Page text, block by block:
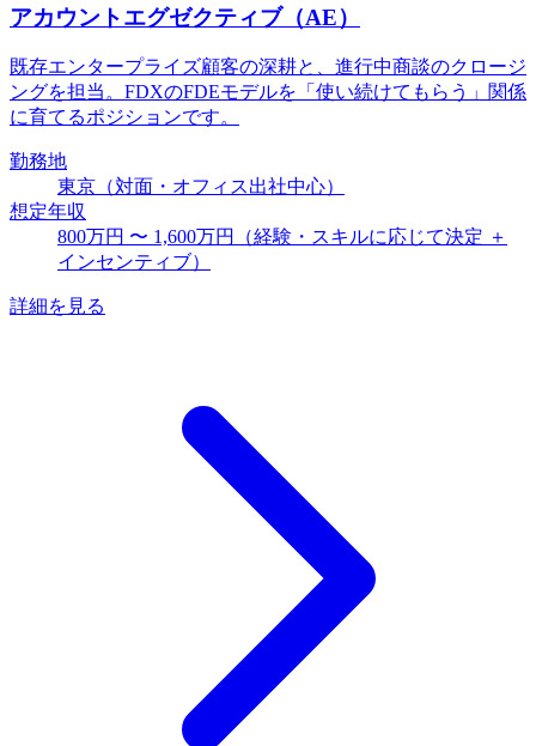
アカウントエグゼクティブ（AE）
既存エンタープライズ顧客の深耕と、進行中商談のクロージ
ングを担当。FDXのFDEモデルを「使い続けてもらう」関係
に育てるポジションです。
勤務地
東京（対面・オフィス出社中心）
想定年収
800万円 〜 1,600万円（経験・スキルに応じて決定 ＋
インセンティブ）
詳細を見る